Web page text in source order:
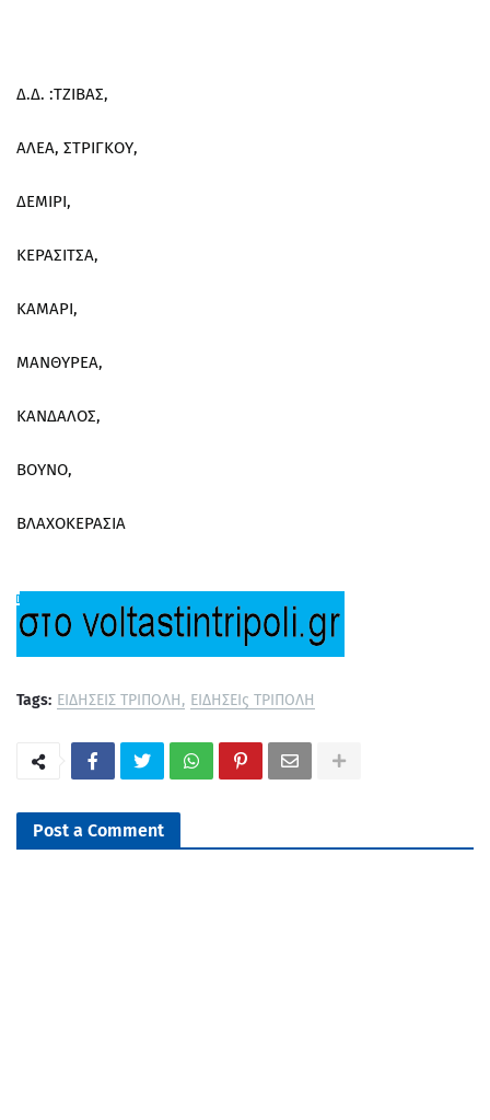
Δ.Δ. :ΤΖΙΒΑΣ,
ΑΛΕΑ, ΣΤΡΙΓΚΟΥ,
ΔΕΜΙΡΙ,
ΚΕΡΑΣΙΤΣΑ,
ΚΑΜΑΡΙ,
ΜΑΝΘΥΡΕΑ,
ΚΑΝΔΑΛΟΣ,
ΒΟΥΝΟ,
ΒΛΑΧΟΚΕΡΑΣΙΑ
Tags: ΕΙΔΗΣΕΙΣ ΤΡΙΠΟΛΗ ΕΙΔΗΣΕΙς ΤΡΙΠΟΛΗ
Post a Comment